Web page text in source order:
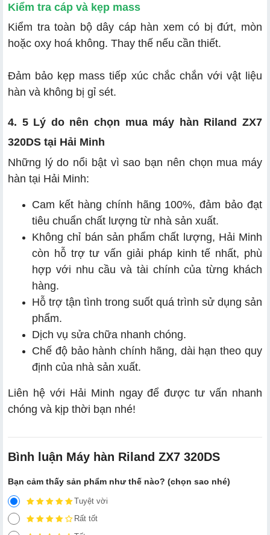
Kiểm tra cáp và kẹp mass
Kiểm tra toàn bộ dây cáp hàn xem có bị đứt, mòn
hoặc oxy hoá không. Thay thế nếu cần thiết.
Đảm bảo kẹp mass tiếp xúc chắc chắn với vật liệu
hàn và không bị gỉ sét.
4. 5 Lý do nên chọn mua máy hàn Riland ZX7
320DS tại Hải Minh
Những lý do nổi bật vì sao bạn nên chọn mua máy
hàn tại Hải Minh:
Cam kết hàng chính hãng 100%, đảm bảo đạt
tiêu chuẩn chất lượng từ nhà sản xuất.
Không chỉ bán sản phẩm chất lượng, Hải Minh
còn hỗ trợ tư vấn giải pháp kinh tế nhất, phù
hợp với nhu cầu và tài chính của từng khách
hàng.
Hỗ trợ tận tình trong suốt quá trình sử dụng sản
phẩm.
Dịch vụ sửa chữa nhanh chóng.
Chế độ bảo hành chính hãng, dài hạn theo quy
định của nhà sản xuất.
Liên hệ với Hải Minh ngay để được tư vấn nhanh
chóng và kịp thời bạn nhé!
Bình luận Máy hàn Riland ZX7 320DS
Bạn cảm thấy sản phẩm như thế nào? (chọn sao nhé)
Tuyệt vời
Rất tốt